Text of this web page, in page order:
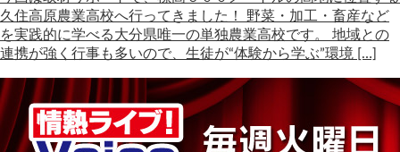
久住高原農業高校へ行ってきました！ 野菜・加工・畜産など
を実践的に学べる大分県唯一の単独農業高校です。 地域との
連携が強く行事も多いので、生徒が“体験から学ぶ”環境 […]